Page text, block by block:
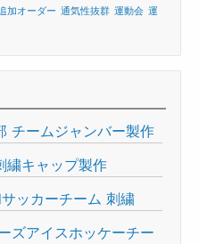
加オーダー 通気性抜群 運動会 運
チームジャンバー製作
繍キャップ製作
ッカーチーム 刺繍
ズアイスホッケーチー